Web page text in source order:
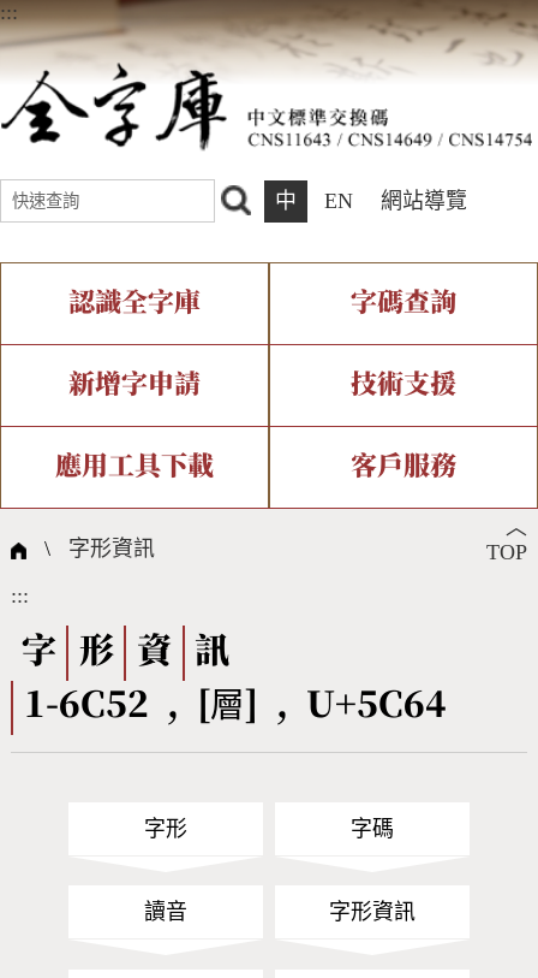
:::
中 EN 網站導覽
認識全字庫
全字庫介紹 全字庫現況
中文碼介紹 專有名詞介紹
國際字碼相關組織
字碼查詢
IDS查詢 部件查詢
複合查詢 注音查詢
筆畫查詢
筆順序查詢
CNS查詢 Unicode查詢
新增字申請
新字申請處理流程
技術支援
字形即時顯示 造字解決方案
全字庫授權 轉碼Web Service
應用工具下載
個人電腦造字處理工具
字形下載
客戶服務
問題集
熱門查詢統計
︿
TOP
\ 字形資訊
:::
字 形 資
訊
1-6C52 , [層] , U+5C64
字形 字碼
讀音 字形資訊